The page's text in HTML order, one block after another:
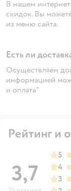
В нашем
скидок. Вы
из меню сайта.
Есть ли
Осуществляем
информацией
и оплата"
Рейтинг и
3,7
5
4
3